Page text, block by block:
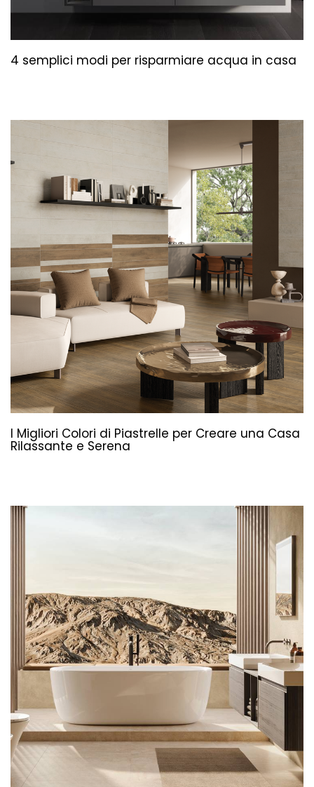
4 semplici modi per risparmiare acqua in casa
I Migliori Colori di Piastrelle per Creare una Casa
Rilassante e Serena